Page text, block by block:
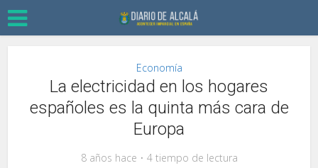
Economía
La electricidad en los hogares
españoles es la quinta más cara de
Europa
8 años hace 4 tiempo de lectura